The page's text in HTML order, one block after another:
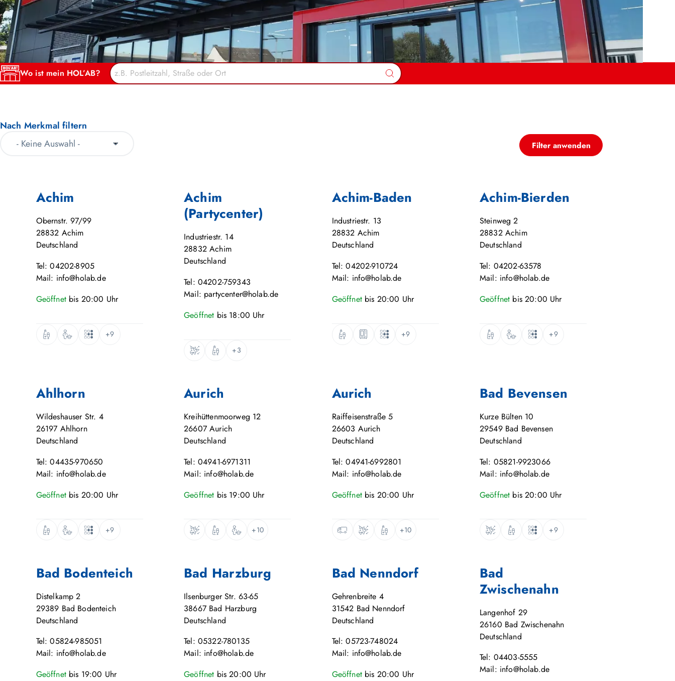
Wo ist mein HOL’AB? Suchen
Nach Merkmal filtern
Filter anwenden
Achim
Obernstr. 97/99
28832 Achim
Deutschland
Tel: 04202-8905
Mail: info@holab.de
Geöffnet bis 20:00 Uhr
+9
Achim
(Partycenter)
Industriestr. 14
28832 Achim
Deutschland
Tel: 04202-759343
Mail: partycenter@holab.de
Geöffnet bis 18:00 Uhr
+3
Achim-Baden
Industriestr. 13
28832 Achim
Deutschland
Tel: 04202-910724
Mail: info@holab.de
Geöffnet bis 20:00 Uhr
+9
Achim-Bierden
Steinweg 2
28832 Achim
Deutschland
Tel: 04202-63578
Mail: info@holab.de
Geöffnet bis20:00 Uhr
+9
Ahlhorn
Wildeshauser Str. 4
26197 Ahlhorn
Deutschland
Tel: 04435-970650
Mail: info@holab.de
Geöffnet bis 20:00 Uhr
+9
Aurich
Kreihüttenmoorweg 12
26607 Aurich
Deutschland
Tel: 04941-6971311
Mail: info@holab.de
Geöffnet bis 19:00 Uhr
+10
Aurich
Raiffeisenstraße 5
26603 Aurich
Deutschland
Tel: 04941-6992801
Mail: info@holab.de
Geöffnet bis 20:00 Uhr
+10
Bad Bevensen
Kurze Bülten 10
29549 Bad Bevensen
Deutschland
Tel: 05821-9923066
Mail: info@holab.de
Geöffnet bis20:00 Uhr
+9
Bad Bodenteich
Distelkamp 2
29389 Bad Bodenteich
Deutschland
Tel: 05824-985051
Mail: info@holab.de
Geöffnet bis 19:00 Uhr
Bad Harzburg
Ilsenburger Str. 63-65
38667 Bad Harzburg
Deutschland
Tel: 05322-780135
Mail: info@holab.de
Geöffnet bis20:00 Uhr
Bad Nenndorf
Gehrenbreite 4
31542 Bad Nenndorf
Deutschland
Tel: 05723-748024
Mail: info@holab.de
Geöffnet bis 20:00 Uhr
Bad
Zwischenahn
Langenhof 29
26160 Bad Zwischenahn
Deutschland
Tel: 04403-5555
Mail: info@holab.de